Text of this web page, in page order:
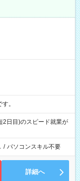
す。
2日目)のスピード就業が
/ パソコンスキル不要
詳細へ